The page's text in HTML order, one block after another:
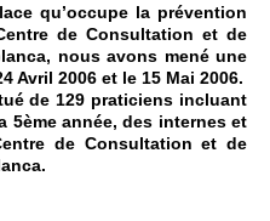
qu’occupe la prévention
de Consultation et de
nous avons mené une
Avril 2006 et le 15 Mai 2006.
de 129 praticiens incluant
5ème année, des internes et
de Consultation et de